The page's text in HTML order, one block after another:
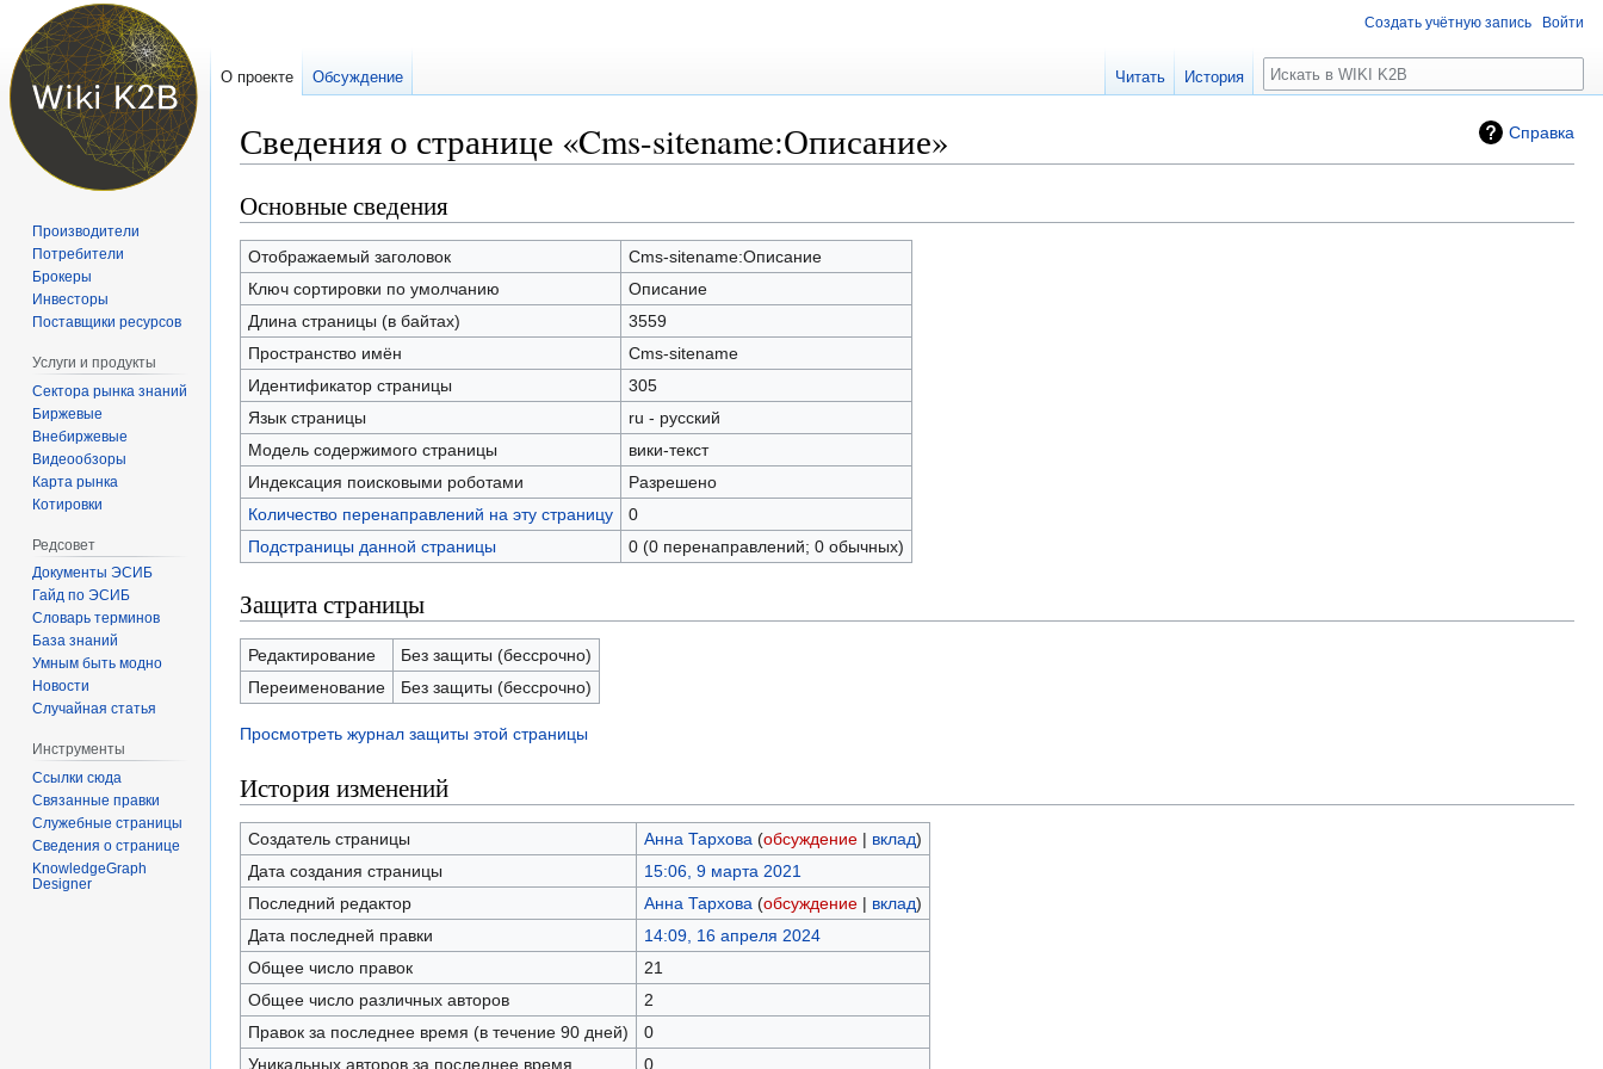
Справка
Сведения о странице «Cms-sitename:Описание»
Перейти
к
навигации
Перейти
к
поиску
Основные сведения
Отображаемый заголовок
Cms-sitename:Описание
Ключ сортировки по умолчанию
Описание
Длина страницы (в байтах)
3559
Пространство имён
Cms-sitename
Идентификатор страницы
305
Язык страницы
ru - русский
Модель содержимого страницы
вики-текст
Индексация поисковыми роботами
Разрешено
Количество перенаправлений на эту страницу
0
Подстраницы данной страницы
0 (0 перенаправлений; 0 обычных)
Защита страницы
Редактирование
Без защиты (бессрочно)
Переименование
Без защиты (бессрочно)
Просмотреть журнал защиты этой страницы
История изменений
Создатель страницы Анна Тархова (обсуждение| вклад)
Дата создания страницы
15:06, 9 марта 2021
Последний редактор
Анна Тархова (обсуждение| вклад)
Дата последней правки
14:09, 16 апреля 2024
Общее число правок
21
Общее число различных авторов
2
Правок за последнее время (в течение 90 дней)
0
Уникальных авторов за последнее время
0
Создать учётную запись Войти
О проекте Обсуждение Читать История Поиск
Производители
Потребители
Брокеры
Инвесторы
Поставщики ресурсов
Услуги и продукты
Сектора рынка знаний
Биржевые
Внебиржевые
Видеообзоры
Карта рынка
Котировки
Редсовет
Документы ЭСИБ
Гайд по ЭСИБ
Словарь терминов
База знаний
Умным быть модно
Новости
Случайная статья
Инструменты
Ссылки сюда
Связанные правки
Служебные страницы
Сведения о странице
KnowledgeGraph
Designer